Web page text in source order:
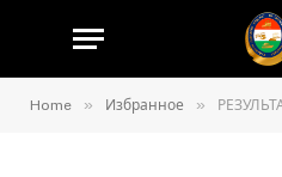
Home » Избранное » РЕЗУЛЬТАТЫ БЫЛИ